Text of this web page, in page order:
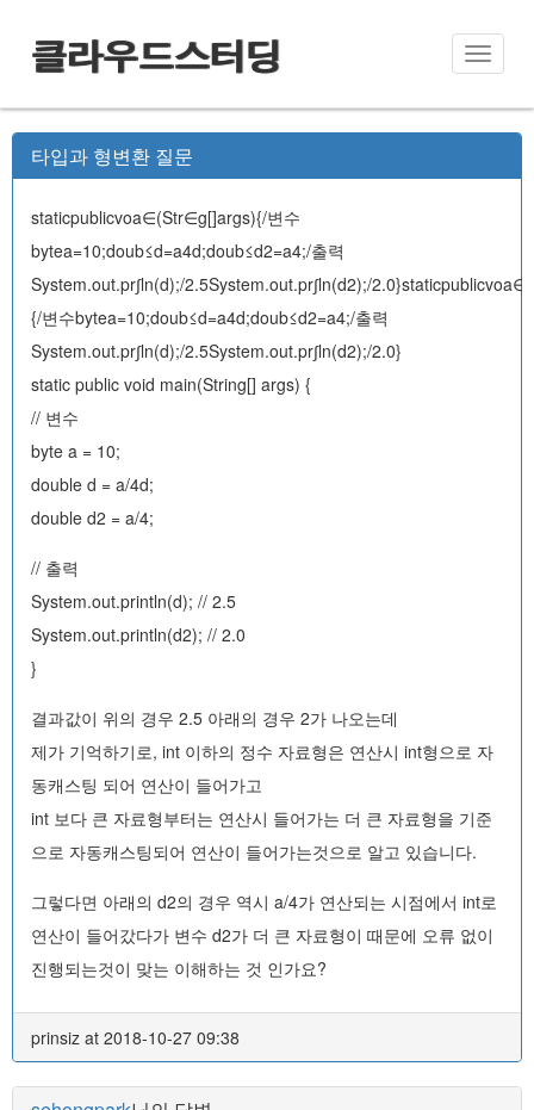
Toggle
클라우드스터딩
타입과 형변환 질문
staticpublicvoa∈(Str∈g[]args){/변수
bytea=10;doub≤d=a4d;doub≤d2=a4;/출력
System.out.pr∫ln(d);/2.5System.out.pr∫ln(d2);/
{/변수bytea=10;doub≤d=a4d;doub≤d2=a4;/출력
System.out.pr∫ln(d);/2.5System.out.pr∫ln(d2);/2.0}
static public void main(String[] args) {
// 변수
byte a = 10;
double d = a/4d;
double d2 = a/4;
// 출력
System.out.println(d); // 2.5
System.out.println(d2); // 2.0
}
결과값이 위의 경우 2.5 아래의 경우 2가 나오는데
제가 기억하기로, int 이하의 정수 자료형은 연산시 int형으로 자
동캐스팅 되어 연산이 들어가고
int 보다 큰 자료형부터는 연산시 들어가는 더 큰 자료형을 기준
으로 자동캐스팅되어 연산이 들어가는것으로 알고 있습니다.
그렇다면 아래의 d2의 경우 역시 a/4가 연산되는 시점에서 int로
연산이 들어갔다가 변수 d2가 더 큰 자료형이 때문에 오류 없이
진행되는것이 맞는 이해하는 것 인가요?
prinsiz at 2018-10-27 09:38